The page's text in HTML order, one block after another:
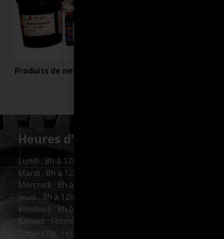
Produits de nettoyage
Heures d'ouverture :
Lundi : 8h à 12h et 13h à 17h
Mardi : 8h à 12h et 13h à 17h
Mercredi : 8h à 12h et 13h à 17h
Jeudi : 8h à 12h et 13h à 17h
Vendredi : 8h à 12h et 13h à 16h
Samedi : Fermé
Dimanche : Fermé